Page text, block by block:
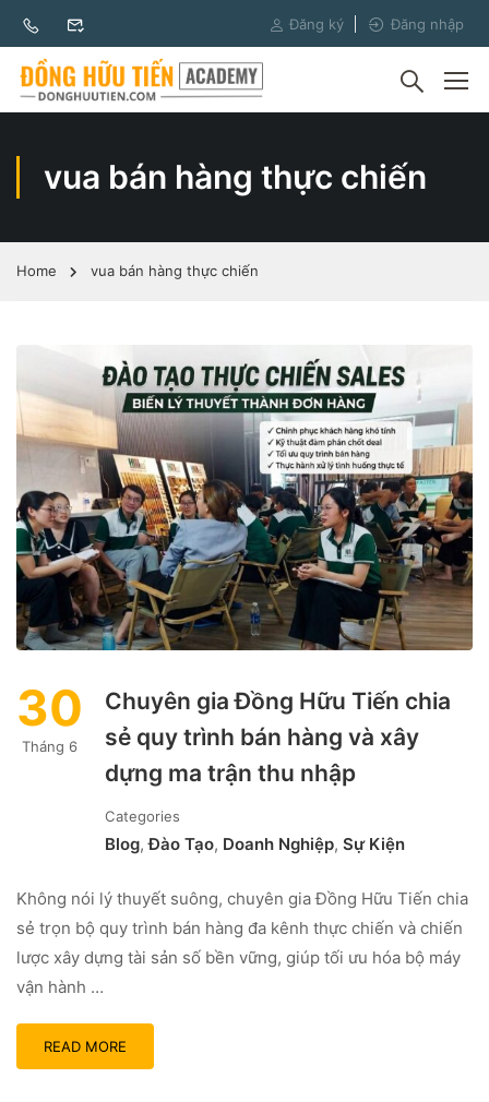
Đăng ký Đăng nhập
vua bán hàng thực chiến
Home vua bán hàng thực chiến
30
Tháng 6
Chuyên gia Đồng Hữu Tiến chia
sẻ quy trình bán hàng và xây
dựng ma trận thu nhập
Categories
Blog,Đào Tạo, Doanh Nghiệp, Sự Kiện
Không nói lý thuyết suông, chuyên gia Đồng Hữu Tiến chia
sẻ trọn bộ quy trình bán hàng đa kênh thực chiến và chiến
lược xây dựng tài sản số bền vững, giúp tối ưu hóa bộ máy
vận hành …
READ MORE